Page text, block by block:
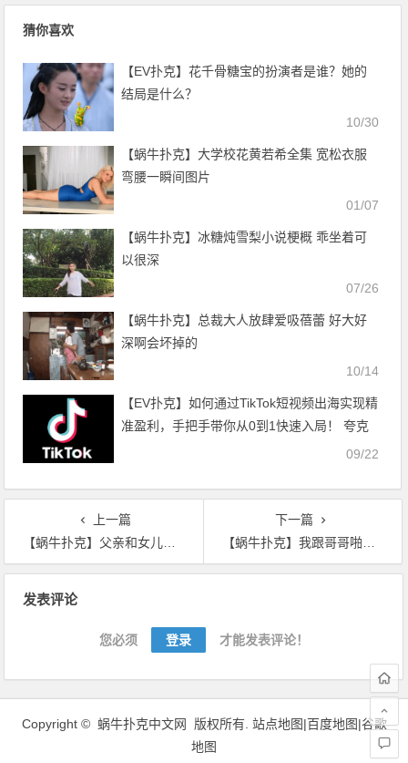
猜你喜欢
【EV扑克】花千骨糖宝的扮演者是谁？她的
结局是什么？
10/30
【蜗牛扑克】大学校花黄若希全集 宽松衣服
弯腰一瞬间图片
01/07
【蜗牛扑克】冰糖炖雪梨小说梗概 乖坐着可
以很深
07/26
【蜗牛扑克】总裁大人放肆爱吸蓓蕾 好大好
深啊会坏掉的
10/14
【EV扑克】如何通过TikTok短视频出海实现精
准盈利，手把手带你从0到1快速入局！ 夸克
09/22
上一篇
【蜗牛扑克】父亲和女儿轮乱 黑老外燥中国妞视频
下一篇
【蜗牛扑克】我跟哥哥啪啪啪了 哦好棒哦我还要
发表评论
您必须 登录 才能发表评论！
Copyright © 蜗牛扑克中文网 版权所有. 站点地图|百度地图|谷歌
地图